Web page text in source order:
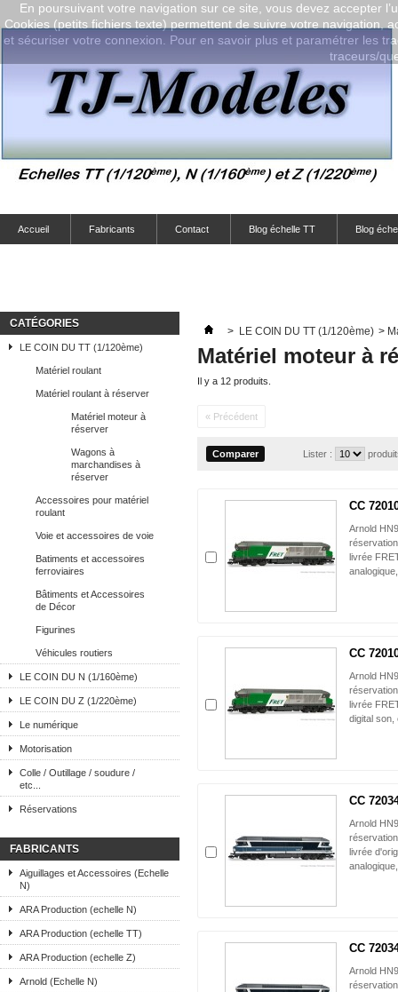
Accueil Fabricants Contact Blog échelle TT Blog
CATÉGORIES
LE COIN DU TT (1/120ème)
Matériel roulant
Matériel roulant à réserver
Matériel moteur à
réserver
Wagons à
marchandises à
réserver
Accessoires pour matériel
roulant
Voie et accessoires de voie
Batiments et accessoires
ferroviaires
Bâtiments et Accessoires
de Décor
Figurines
Véhicules routiers
LE COIN DU N (1/160ème)
LE COIN DU Z (1/220ème)
Le numérique
Motorisation
Colle / Outillage / soudure /
etc...
Réservations
FABRICANTS
Aiguillages et Accessoires (Echelle
N)
ARA Production (echelle N)
ARA Production (echelle TT)
ARA Production (echelle Z)
Arnold (Echelle N)
> LE COIN DU TT (1/120ème) >
Matériel moteur à
Il y a 12 produits.
« Précédent
Lister :
CC
Arnold
livrée
CC
Arnold
livrée
digital son,
CC
Arnold
livrée
CC
Arnold
En poursuivant votre navigation sur ce site, vous devez accepter
Cookies (petits fichiers texte) permettent de suivre votre navigation,
et sécuriser votre connexion. Pour en savoir plus et paramétrer les
traceurs/